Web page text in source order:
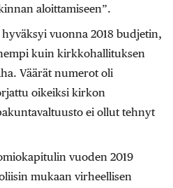
aloittamiseen”.
vuonna 2018 budjetin,
kuin kirkkohallituksen
Väärät numerot oli
oikeiksi kirkon
ei ollut tehnyt
vuoden 2019
mukaan virheellisen